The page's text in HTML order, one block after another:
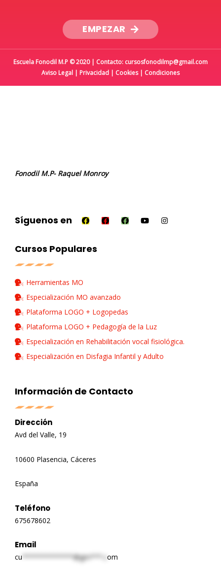
EMPEZAR
Escuela Fonodil M.P © 2020 | Contacto: cursosfonodilmp@gmail.com
Aviso Legal | Privacidad | Cookies| Condiciones
Fonodil M.P- Raquel Monroy
Síguenos en
Cursos Populares
Herramientas MO
Especialización MO avanzado
Plataforma LOGO + Logopedas
Plataforma LOGO + Pedagogía de la Luz
Especialización en Rehabilitación vocal fisiológica.
Especialización en Disfagia Infantil y Adulto
Información de Contacto
Dirección
Avd del Valle, 19
10600 Plasencia, Cáceres
España
Teléfono
675678602
Email
cu *************@gm***.c om